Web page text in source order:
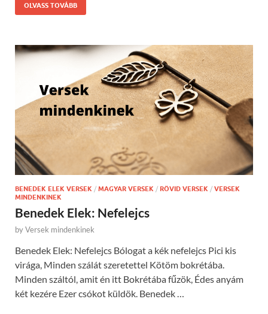
OLVASS TOVÁBB
BENEDEK ELEK VERSEK / MAGYAR VERSEK / RÖVID VERSEK / VERSEK
MINDENKINEK
Benedek Elek: Nefelejcs
byVersek mindenkinek
Benedek Elek: Nefelejcs Bólogat a kék nefelejcs Pici kis
virága, Minden szálát szeretettel Kötöm bokrétába.
Minden száltól, amit én itt Bokrétába fűzök, Édes anyám
két kezére Ezer csókot küldök. Benedek …